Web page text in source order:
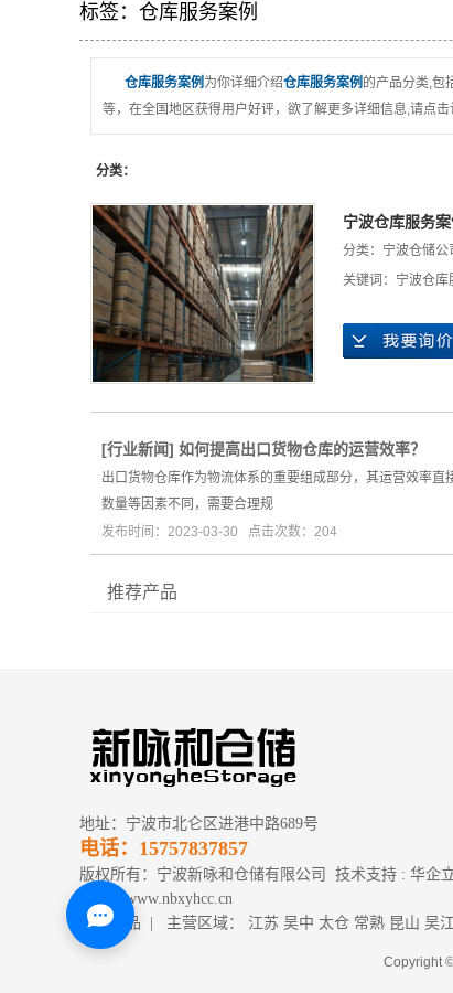
标签：仓库服务案例
仓库服务案例为你详细介绍仓库服务案例的产品分类,包
等，在全国地区获得用户好评，欲了解更多详细信息,请点击
分类：
宁波仓库服务案
分类： 宁波仓储公
关键词： 宁波仓库
[行业新闻] 如何提高出口货物仓库的运营效率？
出口货物仓库作为物流体系的重要组成部分，其运营效率
数量等因素不同，需要合理规
发布时间：2023-03-30 点击次数：204
推荐产品
地址：宁波市北仑区进港中路689号
电话：15757837857
版权所有：宁波新咏和仓储有限公司 技术支持 : 华企
网址：www.nbxyhcc.cn
热推产品 | 主营区域： 江苏 吴中 太仓 常熟 昆山 吴江
Copyright